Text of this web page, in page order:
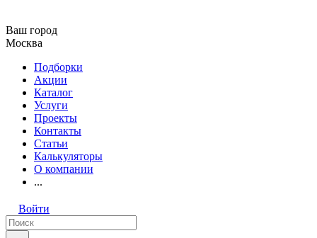
Ваш город
Москва
Подборки
Акции
Каталог
Услуги
Проекты
Контакты
Статьи
Калькуляторы
О компании
...
Войти